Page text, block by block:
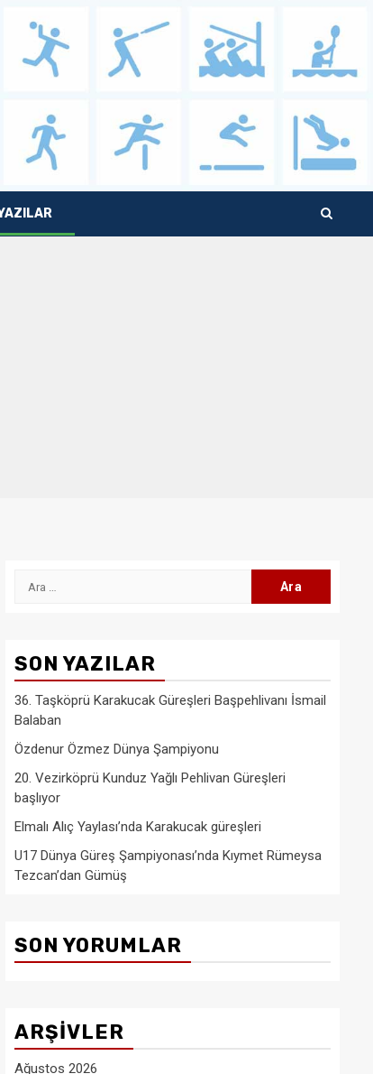
Arama:
SON YAZILAR
36. Taşköprü Karakucak Güreşleri Başpehlivanı İsmail
Balaban
Özdenur Özmez Dünya Şampiyonu
20. Vezirköprü Kunduz Yağlı Pehlivan Güreşleri
başlıyor
Elmalı Alıç Yaylası’nda Karakucak güreşleri
U17 Dünya Güreş Şampiyonası’nda Kıymet Rümeysa
Tezcan’dan Gümüş
SON YORUMLAR
ARŞIVLER
Ağustos 2026